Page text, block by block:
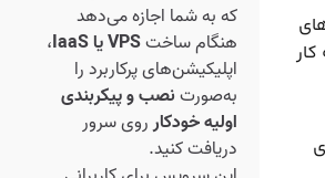
که به شما اجازه می‌دهد
هنگام ساختVPS یا IaaS
،
اپلیکیشن‌های پرکاربرد را
به‌صورتنصب و پیکربندی
اولیه خودکارروی سرور
دریافت کنید.